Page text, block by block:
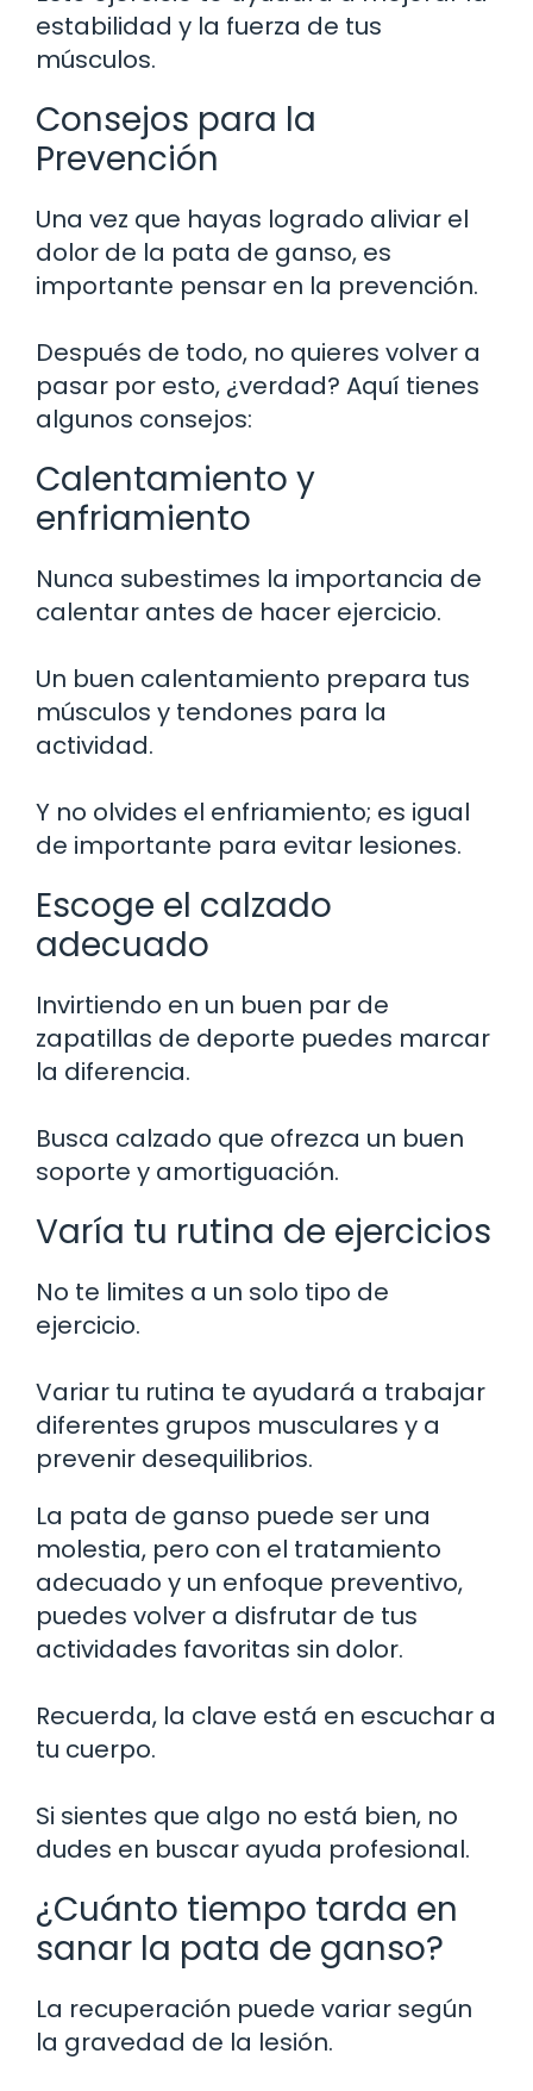
estabilidad y la fuerza de tus
músculos.
Consejos para la
Prevención
Una vez que hayas logrado aliviar el
dolor de la pata de ganso, es
importante pensar en la prevención.
Después de todo, no quieres volver a
pasar por esto, ¿verdad? Aquí tienes
algunos consejos:
Calentamiento y
enfriamiento
Nunca subestimes la importancia de
calentar antes de hacer ejercicio.
Un buen calentamiento prepara tus
músculos y tendones para la
actividad.
Y no olvides el enfriamiento; es igual
de importante para evitar lesiones.
Escoge el calzado
adecuado
Invirtiendo en un buen par de
zapatillas de deporte puedes marcar
la diferencia.
Busca calzado que ofrezca un buen
soporte y amortiguación.
Varía tu rutina de ejercicios
No te limites a un solo tipo de
ejercicio.
Variar tu rutina te ayudará a trabajar
diferentes grupos musculares y a
prevenir desequilibrios.
La pata de ganso puede ser una
molestia, pero con el tratamiento
adecuado y un enfoque preventivo,
puedes volver a disfrutar de tus
actividades favoritas sin dolor.
Recuerda, la clave está en escuchar a
tu cuerpo.
Si sientes que algo no está bien, no
dudes en buscar ayuda profesional.
¿Cuánto tiempo tarda en
sanar la pata de ganso?
La recuperación puede variar según
la gravedad de la lesión.